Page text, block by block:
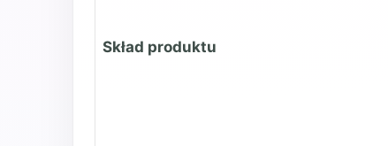
Skład produktu